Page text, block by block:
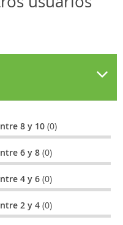
8 y 10(0)
6 y 8(0)
4 y 6(0)
2 y 4(0)